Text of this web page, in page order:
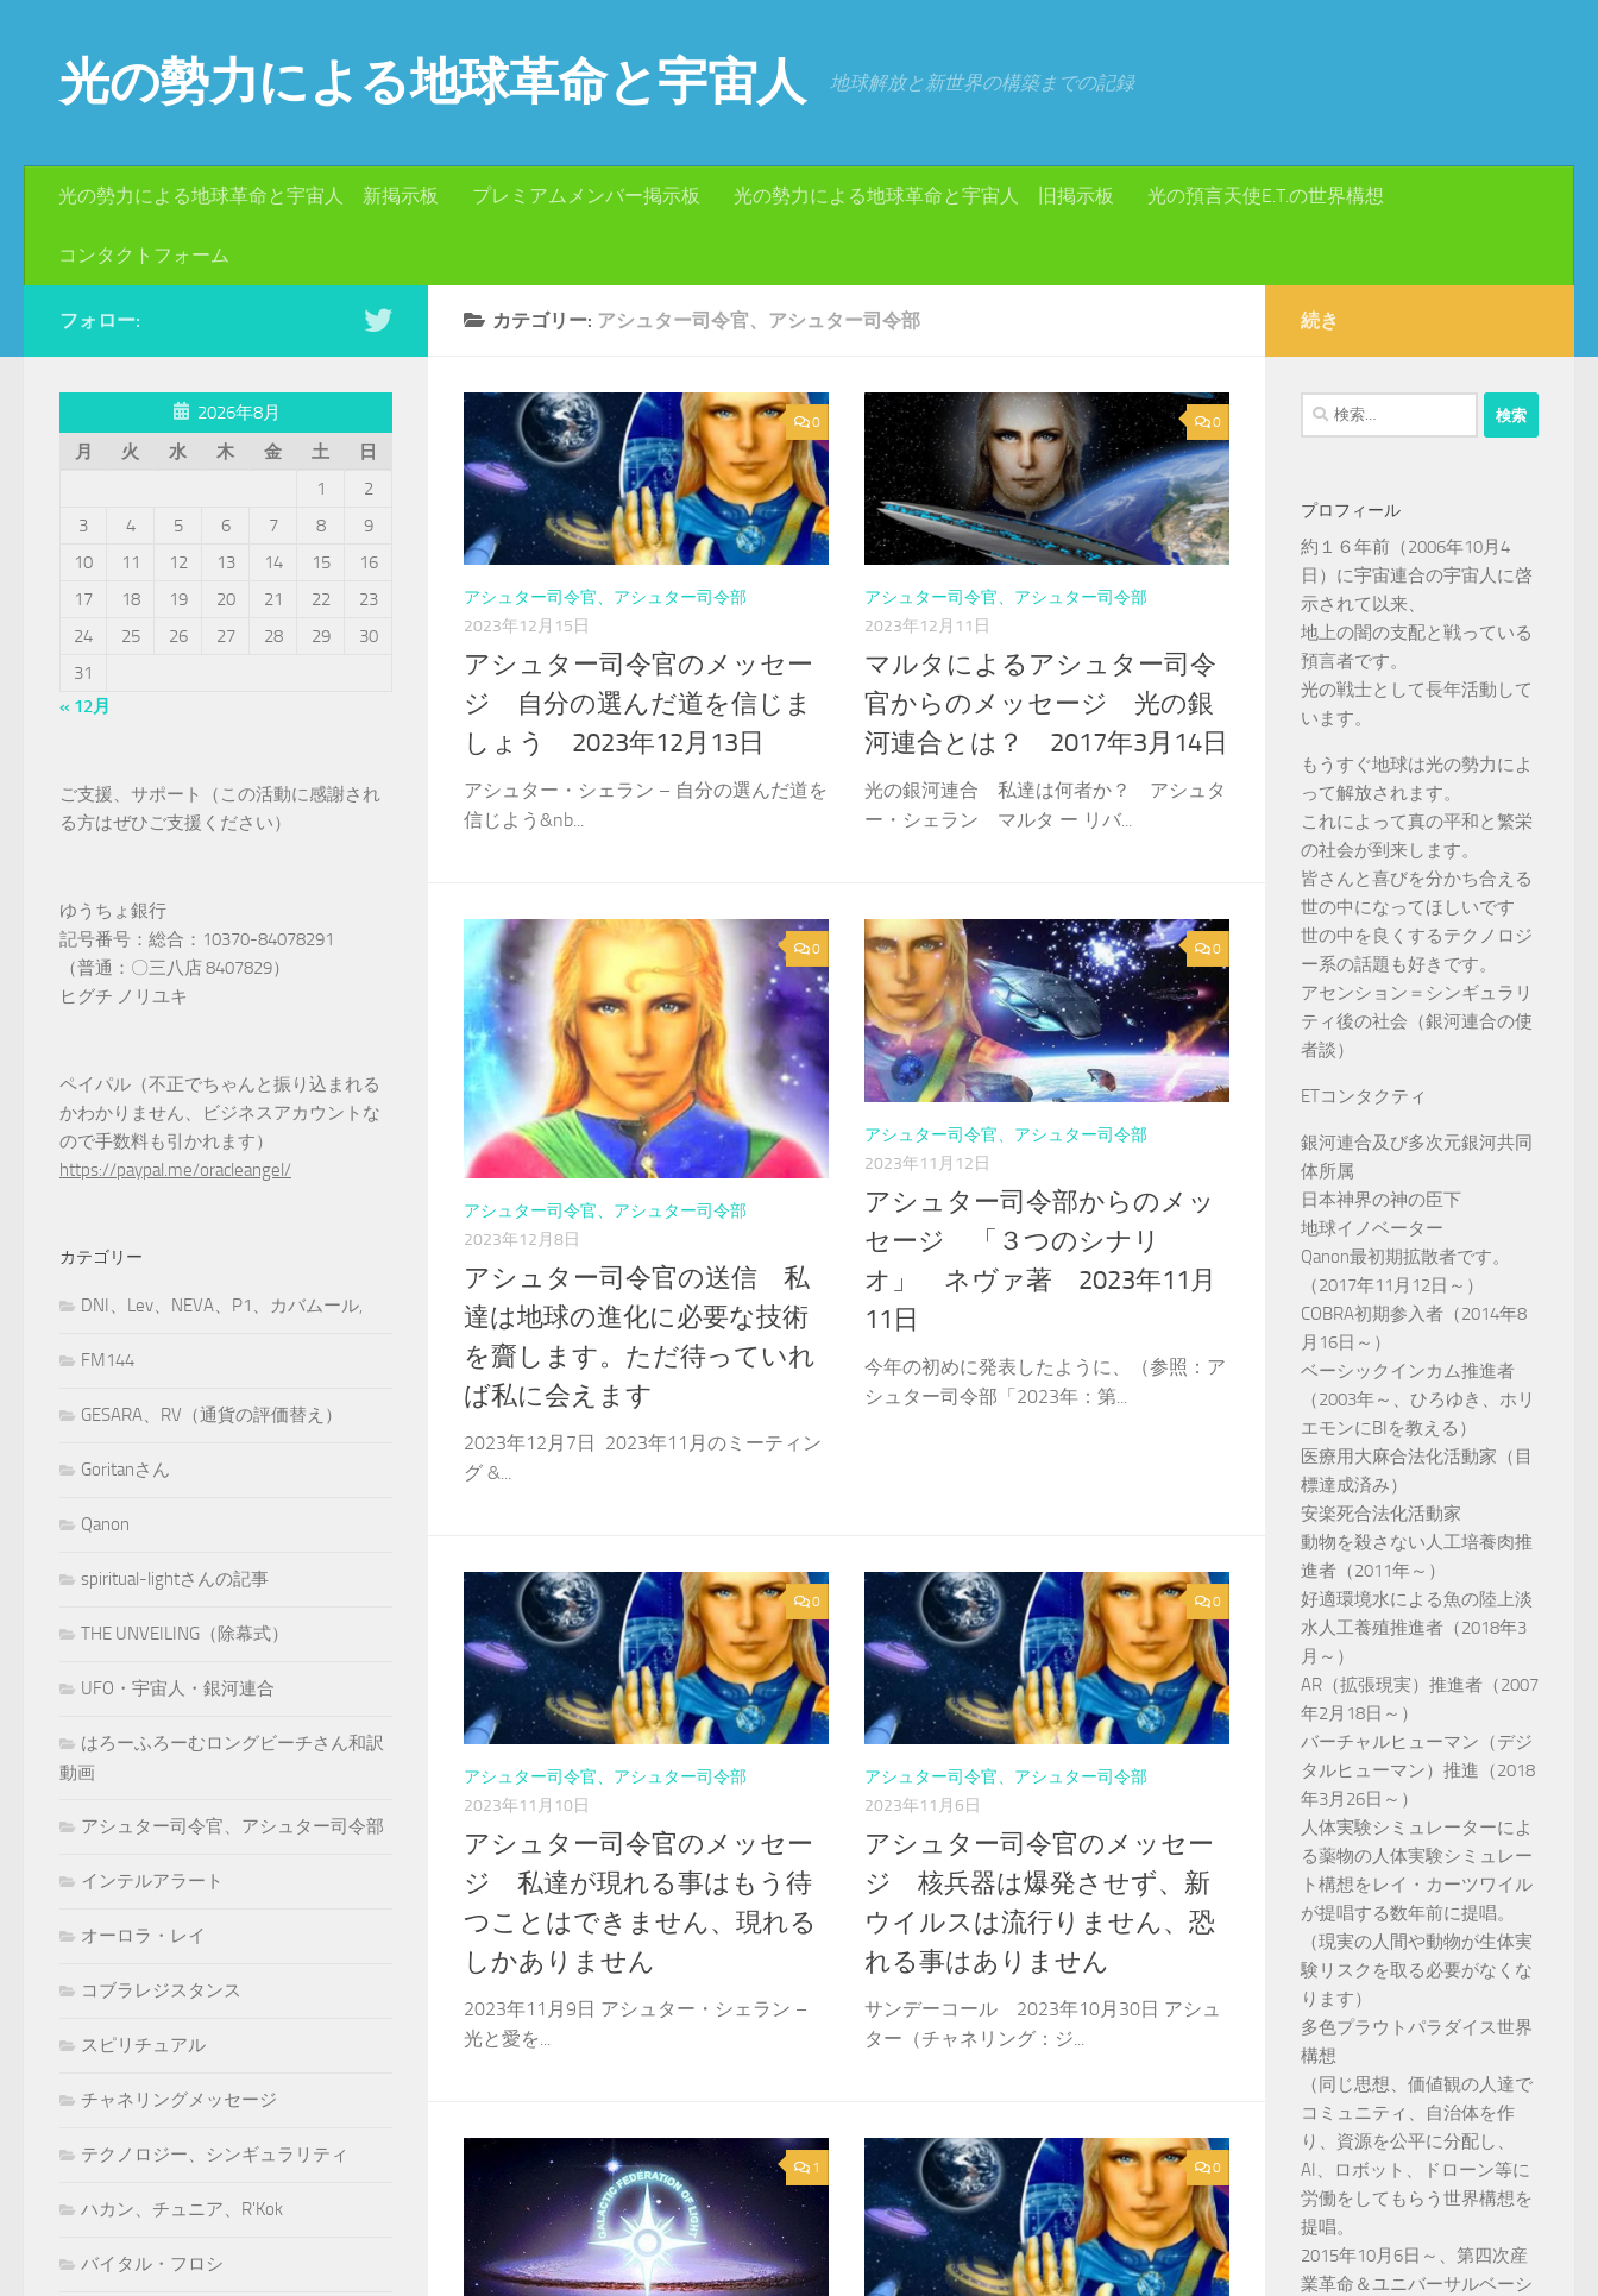
光の勢力による地球革命と宇宙人 地球解放と新世界の構築までの記録
光の勢力による地球革命と宇宙人 新掲示板 プレミアムメンバー掲示板 光の勢力による地球革命と宇宙人 旧掲示板 光の預言天使E.T.の世界構想
コンタクトフォーム
カテゴリー: アシュター司令官、アシュター司令部
0
アシュター司令官、アシュター司令部
2023年12月15日
アシュター司令官のメッセー
ジ 自分の選んだ道を信じま
しょう 2023年12月13日
アシュター・シェラン – 自分の選んだ道を
信じよう&nb...
0
アシュター司令官、アシュター司令部
2023年12月11日
マルタによるアシュター司令
官からのメッセージ 光の銀
河連合とは？ 2017年3月14日
光の銀河連合 私達は何者か？ アシュタ
ー・シェラン マルタ ー リバ...
0
アシュター司令官、アシュター司令部
2023年12月8日
アシュター司令官の送信 私
達は地球の進化に必要な技術
を齎します。ただ待っていれ
ば私に会えます
2023年12月7日 2023年11月のミーティン
グ &...
0
アシュター司令官、アシュター司令部
2023年11月12日
アシュター司令部からのメッ
セージ 「３つのシナリ
オ」 ネヴァ著 2023年11月
11日
今年の初めに発表したように、（参照：ア
シュター司令部「2023年：第...
0
アシュター司令官、アシュター司令部
2023年11月10日
アシュター司令官のメッセー
ジ 私達が現れる事はもう待
つことはできません、現れる
しかありません
2023年11月9日 アシュター・シェラン –
光と愛を...
0
アシュター司令官、アシュター司令部
2023年11月6日
アシュター司令官のメッセー
ジ 核兵器は爆発させず、新
ウイルスは流行りません、恐
れる事はありません
サンデーコール 2023年10月30日 アシュ
ター（チャネリング：ジ...
1 0
フォロー:
2026年8月
月
火 水 木 金 土
日
1
2
3
4 5 6 7 8
9
10
11 12 13 14 15
16
17
18 19 20 21 22
23
24
25 26 27 28 29
30
31
« 12月
ご支援、サポート（この活動に感謝され
る方はぜひご支援ください）
ゆうちょ銀行
記号番号：総合：10370-84078291
（普通：〇三八店 8407829）
ヒグチ ノリユキ
ペイパル（不正でちゃんと振り込まれる
かわかりません、ビジネスアカウントな
ので手数料も引かれます）
https://paypal.me/oracleangel/
カテゴリー
DNI、Lev、NEVA、P1、カバムール,
FM144
GESARA、RV（通貨の評価替え）
Goritanさん
Qanon
spiritual-lightさんの記事
THE UNVEILING（除幕式）
UFO・宇宙人・銀河連合
はろーふろーむロングビーチさん和訳
動画
アシュター司令官、アシュター司令部
インテルアラート
オーロラ・レイ
コブラレジスタンス
スピリチュアル
チャネリングメッセージ
テクノロジー、シンギュラリティ
ハカン、チュニア、R'Kok
バイタル・フロシ
続き
検
索:
プロフィール
約１６年前（2006年10月4
日）に宇宙連合の宇宙人に啓
示されて以来、
地上の闇の支配と戦っている
預言者です。
光の戦士として長年活動して
います。
もうすぐ地球は光の勢力によ
って解放されます。
これによって真の平和と繁栄
の社会が到来します。
皆さんと喜びを分かち合える
世の中になってほしいです
世の中を良くするテクノロジ
ー系の話題も好きです。
アセンション＝シンギュラリ
ティ後の社会（銀河連合の使
者談）
ETコンタクティ
銀河連合及び多次元銀河共同
体所属
日本神界の神の臣下
地球イノベーター
Qanon最初期拡散者です。
（2017年11月12日～）
COBRA初期参入者（2014年8
月16日～）
ベーシックインカム推進者
（2003年～、ひろゆき、ホリ
エモンにBIを教える）
医療用大麻合法化活動家（目
標達成済み）
安楽死合法化活動家
動物を殺さない人工培養肉推
進者（2011年～）
好適環境水による魚の陸上淡
水人工養殖推進者（2018年3
月～）
AR（拡張現実）推進者（2007
年2月18日～）
バーチャルヒューマン（デジ
タルヒューマン）推進（2018
年3月26日～）
人体実験シミュレーターによ
る薬物の人体実験シミュレー
ト構想をレイ・カーツワイル
が提唱する数年前に提唱。
（現実の人間や動物が生体実
験リスクを取る必要がなくな
ります）
多色プラウトパラダイス世界
構想
（同じ思想、価値観の人達で
コミュニティ、自治体を作
り、資源を公平に分配し、
AI、ロボット、ドローン等に
労働をしてもらう世界構想を
提唱。
2015年10月6日～、第四次産
業革命＆ユニバーサルベーシ